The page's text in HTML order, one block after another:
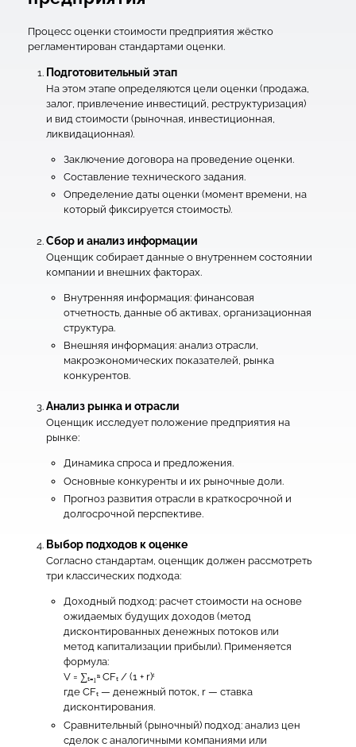
Процесс оценки стоимости предприятия жёстко
регламентирован стандартами оценки.
Подготовительный этап
На этом этапе определяются цели оценки (продажа,
залог, привлечение инвестиций, реструктуризация)
и вид стоимости (рыночная, инвестиционная,
ликвидационная).
Заключение договора на проведение оценки.
Составление технического задания.
Определение даты оценки (момент времени, на
который фиксируется стоимость).
Сбор и анализ информации
Оценщик собирает данные о внутреннем состоянии
компании и внешних факторах.
Внутренняя информация: финансовая
отчетность, данные об активах, организационная
структура.
Внешняя информация: анализ отрасли,
макроэкономических показателей, рынка
конкурентов.
Анализ рынка и отрасли
Оценщик исследует положение предприятия на
рынке:
Динамика спроса и предложения.
Основные конкуренты и их рыночные доли.
Прогноз развития отрасли в краткосрочной и
долгосрочной перспективе.
Выбор подходов к оценке
Согласно стандартам, оценщик должен рассмотреть
три классических подхода:
Доходный подход: расчет стоимости на основе
ожидаемых будущих доходов (метод
дисконтированных денежных потоков или
метод капитализации прибыли). Применяется
формула:
V = ∑ₜ₌₁ⁿ CFₜ / (1 + r)ᵗ
где CFₜ — денежный поток, r — ставка
дисконтирования.
Сравнительный (рыночный) подход: анализ цен
сделок с аналогичными компаниями или